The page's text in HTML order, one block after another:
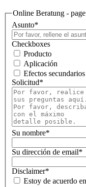
Online Beratung - page
Asunto*
Checkboxes
Producto
Aplicación
Efectos secundarios
Solicitud*
Su nombre*
Su dirección de email*
Disclaimer*